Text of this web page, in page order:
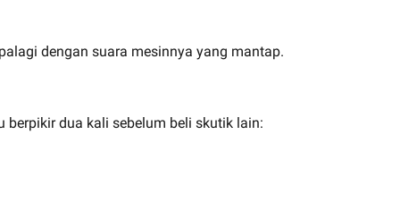
dengan suara mesinnya yang mantap.
dua kali sebelum beli skutik lain: